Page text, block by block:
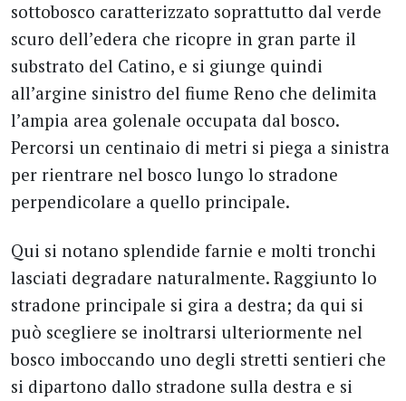
sottobosco caratterizzato soprattutto dal verde
scuro dell’edera che ricopre in gran parte il
substrato del Catino, e si giunge quindi
all’argine sinistro del fiume Reno che delimita
l’ampia area golenale occupata dal bosco.
Percorsi un centinaio di metri si piega a sinistra
per rientrare nel bosco lungo lo stradone
perpendicolare a quello principale.
Qui si notano splendide farnie e molti tronchi
lasciati degradare naturalmente. Raggiunto lo
stradone principale si gira a destra; da qui si
può scegliere se inoltrarsi ulteriormente nel
bosco imboccando uno degli stretti sentieri che
si dipartono dallo stradone sulla destra e si